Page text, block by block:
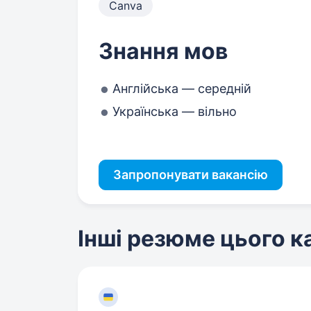
Canva
Знання мов
Англійська — середній
Українська — вільно
Запропонувати вакансію
Інші резюме цього